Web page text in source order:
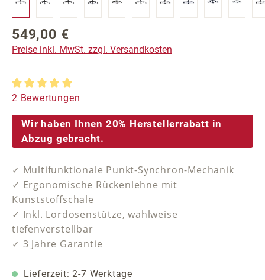
Regulärer Preis:
549,00 €
Preise inkl. MwSt. zzgl. Versandkosten
Durchschnittliche Bewertung von 5 von 5 Sternen
2 Bewertungen
Wir haben Ihnen 20% Herstellerrabatt in
Abzug gebracht.
✓ Multifunktionale Punkt-Synchron-Mechanik
✓ Ergonomische Rückenlehne mit
Kunststoffschale
✓ Inkl. Lordosenstütze, wahlweise
tiefenverstellbar
✓ 3 Jahre Garantie
Lieferzeit: 2-7 Werktage